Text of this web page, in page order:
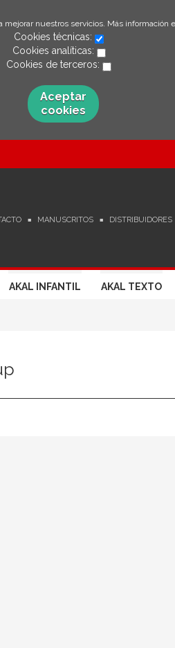
mejorar nuestros servicios. Más información
Cookies técnicas:
Cookies analíticas:
Cookies de terceros:
Aceptar
cookies
MANUSCRITOS DISTRIBUIDORES
AKAL INFANTIL AKAL TEXTO